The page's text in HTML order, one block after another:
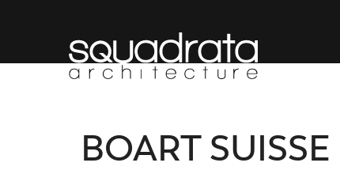
BOART SUISSE